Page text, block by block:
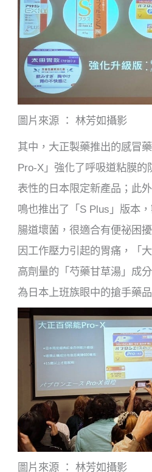
圖片來源 ： 林芳如攝影
其中，大正製藥推出的感冒
Pro-X」強化了呼吸道粘膜的
表性的日本限定新產品；此
鳴也推出了「S Plus」版本
腸道壞菌，很適合有便祕困
因工作壓力引起的胃痛，「
高劑量的「芍藥甘草湯」成
為日本上班族眼中的搶手藥品
圖片來源 ： 林芳如攝影